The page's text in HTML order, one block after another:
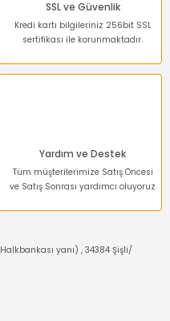
SSL ve Güvenlik
Kredi kartı bilgileriniz 256bit SSL
sertifikası ile korunmaktadır.
Yardım ve Destek
Tüm müşterilerimize Satış Öncesi
ve Satış Sonrası yardımcı oluyoruz
(Halkbankası yanı) , 34384 Şişli/